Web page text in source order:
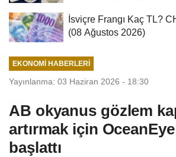
İsviçre Frangı Kaç TL?
(08 Ağustos 2026)
EKONOMI HABERLERI
Yayınlanma: 03 Haziran 2026 - 18:30
AB okyanus gözlem
artırmak için
başlattı